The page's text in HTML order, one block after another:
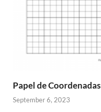
Papel de Coordenadas
September 6, 2023